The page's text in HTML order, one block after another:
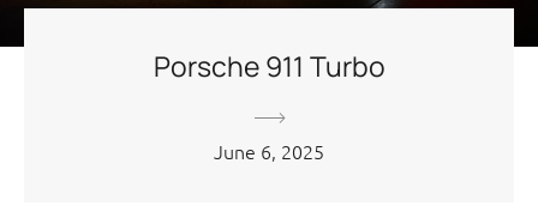
Porsche 911 Turbo
June 6, 2025